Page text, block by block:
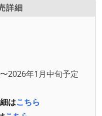
詳細
2026年1月中旬予定
はこちら